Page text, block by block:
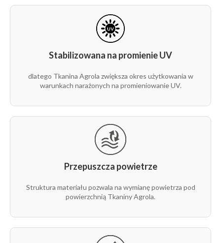
poprzez naturalną ochronę przed chwastami.
Stabilizowana na promienie UV
dlatego Tkanina Agrola zwiększa okres użytkowania w
warunkach narażonych na promieniowanie UV.
Przepuszcza powietrze
Struktura materiału pozwala na wymianę powietrza pod
powierzchnią Tkaniny Agrola.